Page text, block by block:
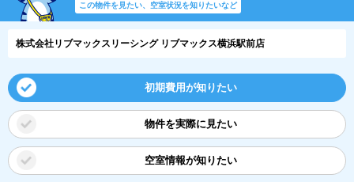
この物件を見たい、空室状況を知りたいなど
株式会社リブマックスリーシング リブマックス横浜駅前店
初期費用が知りたい
物件を実際に見たい
空室情報が知りたい